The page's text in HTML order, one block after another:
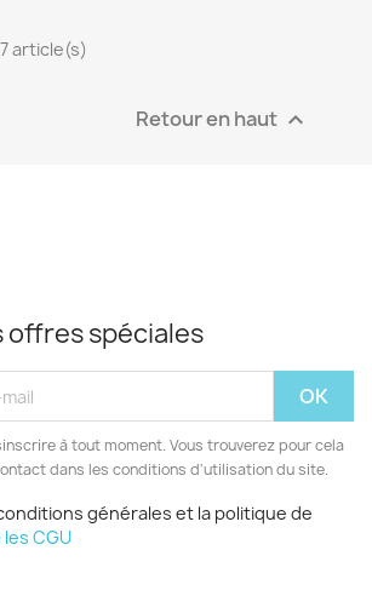
article(s)
Retour en haut 
offres spéciales
à tout moment. Vous trouverez pour cela
dans les conditions d'utilisation du site.
générales et la politique de
les CGU